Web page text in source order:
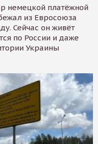
немецкой платёжной
из Евросоюза
Сейчас он живёт
по России и даже
Украины